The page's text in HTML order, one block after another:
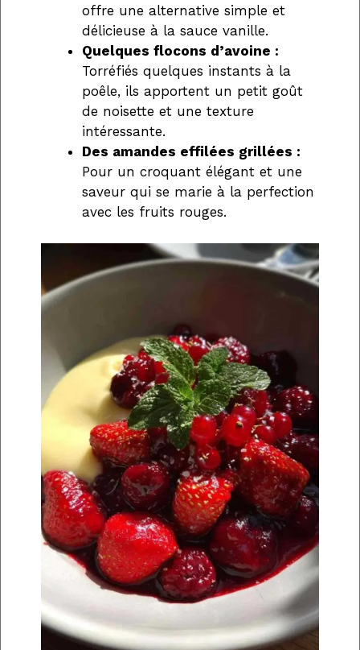
offre une alternative simple et
délicieuse à la sauce vanille.
Quelques flocons d’avoine :
Torréfiés quelques instants à la
poêle, ils apportent un petit goût
de noisette et une texture
intéressante.
Des amandes effilées grillées :
Pour un croquant élégant et une
saveur qui se marie à la perfection
avec les fruits rouges.